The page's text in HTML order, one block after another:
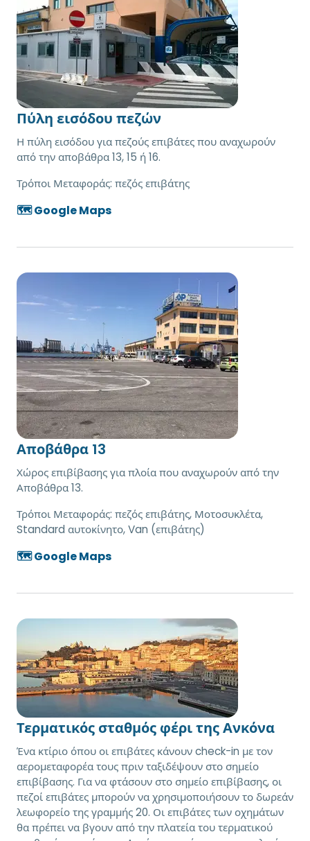
Πύλη εισόδου πεζών
Η πύλη εισόδου για πεζούς επιβάτες που αναχωρούν
από την αποβάθρα 13, 15 ή 16.
Τρόποι Μεταφοράς: πεζός επιβάτης
🗺️ Google Maps
Αποβάθρα 13
Χώρος επιβίβασης για πλοία που αναχωρούν από την
Αποβάθρα 13.
Τρόποι Μεταφοράς: πεζός επιβάτης, Μοτοσυκλέτα,
Standard αυτοκίνητο, Van (επιβάτης)
🗺️ Google Maps
Τερματικός σταθμός φέρι της Ανκόνα
Ένα κτίριο όπου οι επιβάτες κάνουν check-in με τον
αερομεταφορέα τους πριν ταξιδέψουν στο σημείο
επιβίβασης. Για να φτάσουν στο σημείο επιβίβασης, οι
πεζοί επιβάτες μπορούν να χρησιμοποιήσουν το δωρεάν
λεωφορείο της γραμμής 20. Οι επιβάτες των οχημάτων
θα πρέπει να βγουν από την πλατεία του τερματικού